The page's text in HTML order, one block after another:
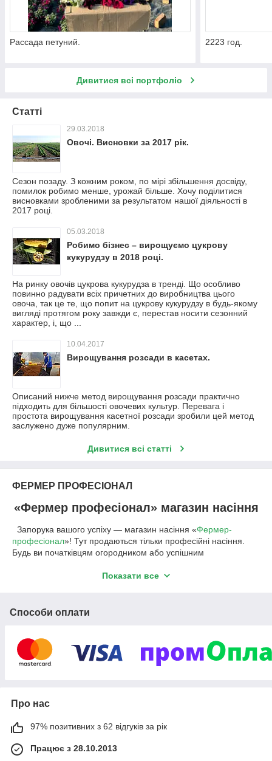
Рассада петуний. 2223 год.
Дивитися всі портфоліо
Статті
29.03.2018
Овочі. Висновки за 2017 рік.
Сезон позаду. З кожним роком, по мірі збільшення досвіду,
помилок робимо менше, урожай більше. Хочу поділитися
висновками зробленими за результатом нашої діяльності в
2017 році.
05.03.2018
Робимо бізнес – вирощуємо цукрову
кукурудзу в 2018 році.
На ринку овочів цукрова кукурудза в тренді. Що особливо
повинно радувати всіх причетних до виробництва цього
овоча, так це те, що попит на цукрову кукурудзу в будь-якому
вигляді протягом року завжди є, перестав носити сезонний
характер, і, що ...
10.04.2017
Вирощування розсади в касетах.
Описаний нижче метод вирощування розсади практично
підходить для більшості овочевих культур. Перевага і
простота вирощування касетної розсади зробили цей метод
заслужено дуже популярним.
Дивитися всі статті
ФЕРМЕР ПРОФЕСІОНАЛ
«Фермер професіонал» магазин насіння
Запорука вашого успіху — магазин насіння «Фермер-
професіонал»! Тут продаються тільки професійні насіння.
Будь ви початківцям огородником або успішним
обов'язково стане у нагоді. Ми поділимося з вами насінням
Професійні насіння овочів від провідних
Ми представляємо кращих світових виробників професійних
насіння овочів на правах офіційного дилера або
торговими марками.
У нашому каталозі— продукція:
Bejo(Нідерланди).В першу чергу Бейо
Показати все
Способи оплати
Про нас
97% позитивних з 62 відгуків за рік
Працює з 28.10.2013